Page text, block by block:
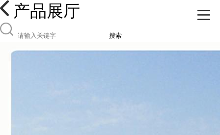
产品展厅
搜索